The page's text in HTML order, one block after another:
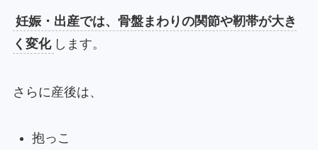
妊娠・出産では、骨盤まわりの関節や靭帯が大き
く変化 します。
さらに産後は、
抱っこ